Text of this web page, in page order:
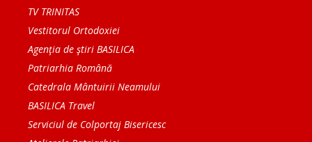
TV TRINITAS
Vestitorul Ortodoxiei
Agenţia de ştiri BASILICA
Patriarhia Română
Catedrala Mântuirii Neamului
BASILICA Travel
Serviciul de Colportaj Bisericesc